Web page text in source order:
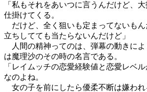
「私もそれをあいつに言うんだけど、
仕掛けてくる。
だけど、全く狙いも定まってないもん
立ちしてても当たらないんだけど」
人間の精神ってのは、弾幕の動きに
は魔理沙のその時の名言である。
「レイムッチの恋愛経験値と恋愛レベ
なのよね。
女の子を前にしたら優柔不断は嫌われ